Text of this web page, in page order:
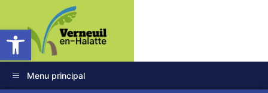
Ouvrir la barre d’outils
Menu principal